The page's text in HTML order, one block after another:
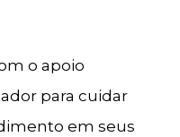
o apoio
para cuidar
em seus